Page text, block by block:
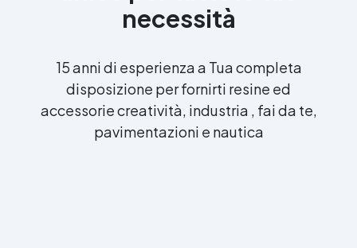
necessità
15 anni di esperienza a Tua completa
disposizione per fornirti resine ed
accessorie creatività, industria , fai da te,
pavimentazioni e nautica